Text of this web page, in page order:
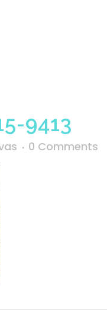
9413
0 Comments